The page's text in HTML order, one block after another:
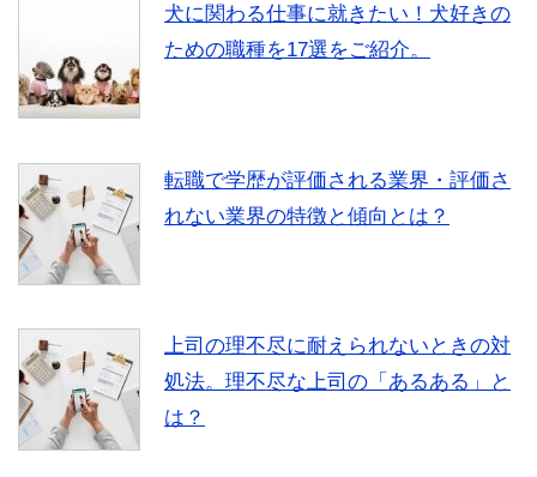
犬に関わる仕事に就きたい！犬好きの
ための職種を17選をご紹介。
転職で学歴が評価される業界・評価さ
れない業界の特徴と傾向とは？
上司の理不尽に耐えられないときの対
処法。理不尽な上司の「あるある」と
は？